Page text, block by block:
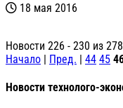
18 мая 2016
Новости 226 - 230 из 278
Начало | Пред. | 44 45
Новости технолого-